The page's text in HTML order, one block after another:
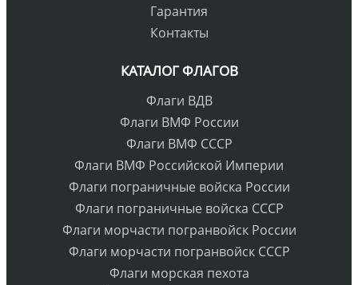
Гарантия
Контакты
КАТАЛОГ ФЛАГОВ
Флаги ВДВ
Флаги ВМФ России
Флаги ВМФ СССР
Флаги ВМФ Российской Империи
Флаги пограничные войска России
Флаги пограничные войска СССР
Флаги морчасти погранвойск России
Флаги морчасти погранвойск СССР
Флаги морская пехота